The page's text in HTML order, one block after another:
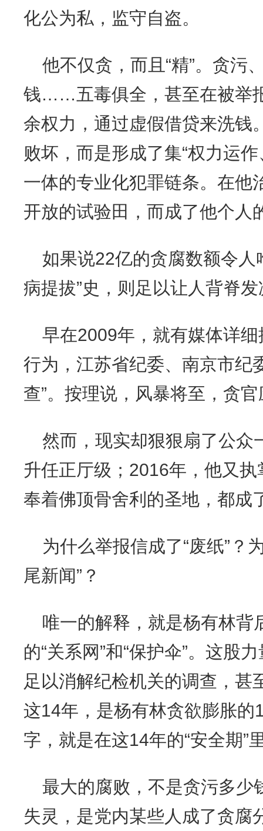
化公为私，监守自盗。
他不仅贪，而且“精”。贪污
钱……五毒俱全，甚至在被举
余权力，通过虚假借贷来洗钱
败坏，而是形成了集“权力运
一体的专业化犯罪链条。在他
开放的试验田，而成了他个人
如果说22亿的贪腐数额令人
病提拔”史，则足以让人背脊发
早在2009年，就有媒体详
行为，江苏省纪委、南京市纪
查”。按理说，风暴将至，贪
然而，现实却狠狠扇了公众
升任正厅级；2016年，他又
奉着佛顶骨舍利的圣地，都成
为什么举报信成了“废纸”？
尾新闻”？
唯一的解释，就是杨有林背
的“关系网”和“保护伞”。这股
足以消解纪检机关的调查，甚
这14年，是杨有林贪欲膨胀的
字，就是在这14年的“安全期”
最大的腐败，不是贪污多少
失灵，是党内某些人成了贪腐